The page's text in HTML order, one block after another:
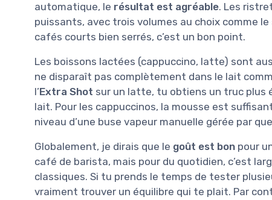
automatique, le résultat est agréable. Les
puissants, avec trois volumes au choix comme
cafés courts bien serrés, c’est un bon point.
Les boissons lactées (cappuccino, latte) sont
ne disparaît pas complètement dans le lait
l’Extra Shot sur un latte, tu obtiens un truc plus
lait. Pour les cappuccinos, la mousse est
niveau d’une buse vapeur manuelle gérée par
Globalement, je dirais que le goût est bon pour
café de barista, mais pour du quotidien, c’est
classiques. Si tu prends le temps de tester
vraiment trouver un équilibre qui te plait. Par